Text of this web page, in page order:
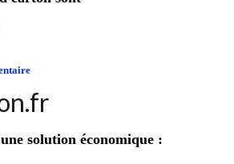
solution économique :